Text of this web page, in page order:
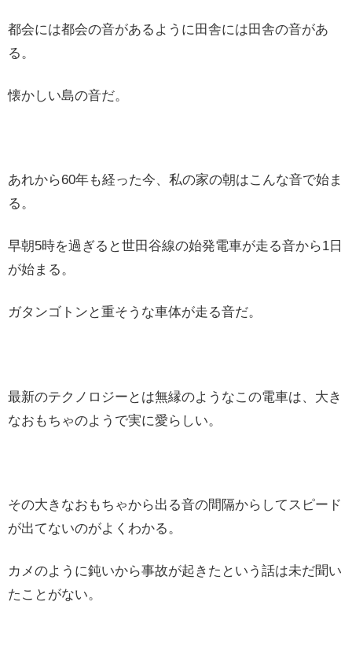
都会には都会の音があるように田舎には田舎の音があ
る。
懐かしい島の音だ。
あれから60年も経った今、私の家の朝はこんな音で始ま
る。
早朝5時を過ぎると世田谷線の始発電車が走る音から1日
が始まる。
ガタンゴトンと重そうな車体が走る音だ。
最新のテクノロジーとは無縁のようなこの電車は、大き
なおもちゃのようで実に愛らしい。
その大きなおもちゃから出る音の間隔からしてスピード
が出てないのがよくわかる。
カメのように鈍いから事故が起きたという話は未だ聞い
たことがない。